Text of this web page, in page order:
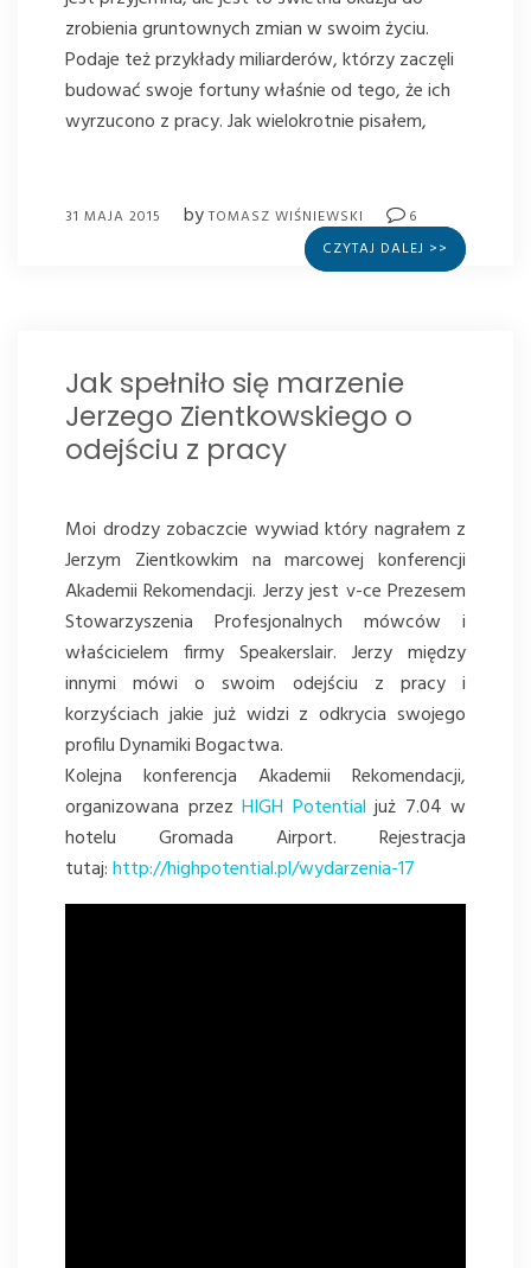
zrobienia gruntownych zmian w swoim życiu.
Podaje też przykłady miliarderów, którzy zaczęli
budować swoje fortuny właśnie od tego, że ich
wyrzucono z pracy. Jak wielokrotnie pisałem,
31 MAJA 2015 by TOMASZ WIŚNIEWSKI
6
CZYTAJ DALEJ >>
Jak spełniło się marzenie
Jerzego Zientkowskiego o
odejściu z pracy
Moi drodzy zobaczcie wywiad który nagrałem z
Jerzym Zientkowkim na marcowej konferencji
Akademii Rekomendacji. Jerzy jest v-ce Prezesem
Stowarzyszenia Profesjonalnych mówców i
właścicielem firmy Speakerslair. Jerzy między
innymi mówi o swoim odejściu z pracy i
korzyściach jakie już widzi z odkrycia swojego
profilu Dynamiki Bogactwa.
Kolejna konferencja Akademii Rekomendacji,
organizowana przez HIGH Potential już 7.04 w
hotelu Gromada Airport. Rejestracja
tutaj:http://highpotential.pl/wydarzenia-17